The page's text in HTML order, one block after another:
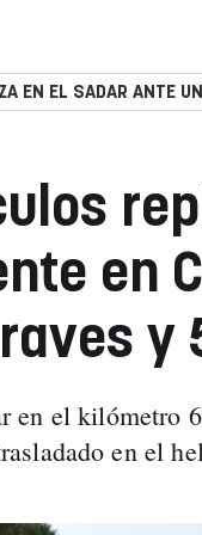
EN EL SADAR ANTE
en
y
en el kilómetro
en el